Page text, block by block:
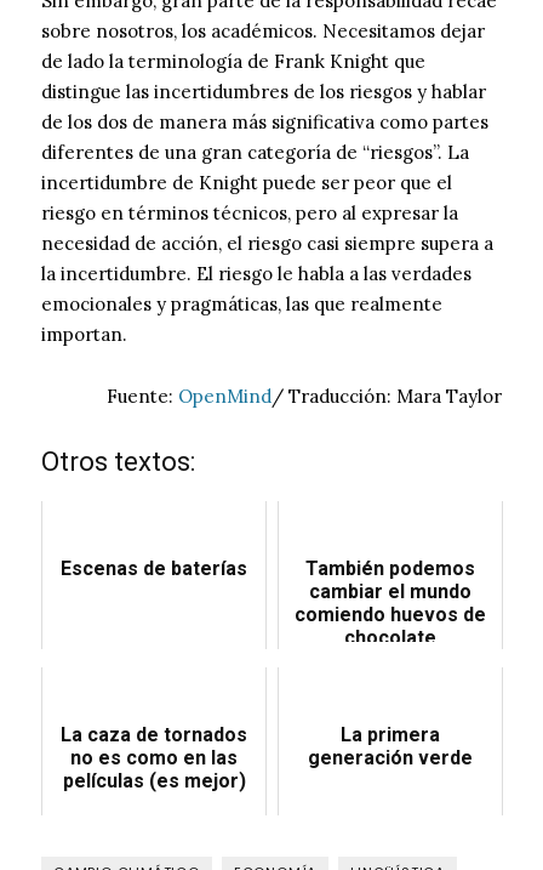
sobre nosotros, los académicos. Necesitamos dejar
de lado la terminología de Frank Knight que
distingue las incertidumbres de los riesgos y hablar
de los dos de manera más significativa como partes
diferentes de una gran categoría de “riesgos”. La
incertidumbre de Knight puede ser peor que el
riesgo en términos técnicos, pero al expresar la
necesidad de acción, el riesgo casi siempre supera a
la incertidumbre. El riesgo le habla a las verdades
emocionales y pragmáticas, las que realmente
importan.
Fuente: OpenMind/ Traducción: Mara Taylor
Otros textos:
Escenas de baterías
También podemos
cambiar el mundo
comiendo huevos de
chocolate
La caza de tornados
no es como en las
películas (es mejor)
La primera
generación verde